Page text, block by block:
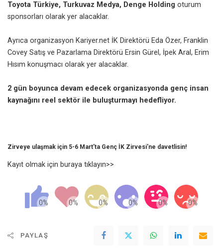
Toyota Türkiye, Turkuvaz Medya, Denge Holding oturum
sponsorları olarak yer alacaklar.
Ayrıca organizasyon Kariyer.net İK Direktörü Eda Özer, Franklin
Covey Satış ve Pazarlama Direktörü Ersin Gürel, İpek Aral, Erim
Hısım konuşmacı olarak yer alacaklar.
2 gün boyunca devam edecek organizasyonda genç insan
kaynağını reel sektör ile buluşturmayı hedefliyor.
Zirveye ulaşmak için 5-6 Mart’ta Genç İK Zirvesi’ne davetlisin!
Kayıt olmak için buraya tıklayın>>
PAYLAŞ